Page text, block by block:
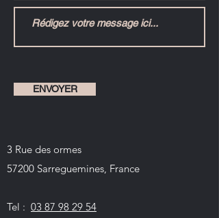
ENVOYER
3 Rue des ormes
57200 Sarreguemines, France
Tel : 03 87 98 29 54